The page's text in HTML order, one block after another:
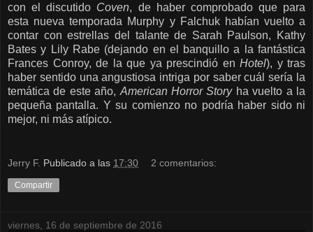
con el discutido Coven, de haber comprobado que para
esta nueva temporada Murphy y Falchuk habían vuelto a
contar con estrellas del talante de Sarah Paulson, Kathy
Bates y Lily Rabe (dejando en el banquillo a la fantástica
Frances Conroy, de la que ya prescindió en Hotel), y tras
haber sentido una angustiosa intriga por saber cuál sería la
temática de este año, American Horror Storyha vuelto a la
pequeña pantalla. Y su comienzo no podría haber sido ni
mejor, ni más atípico.
Jerry F. Publicado a las 17:30 2 comentarios:
Compartir
viernes, 16 de septiembre de 2016